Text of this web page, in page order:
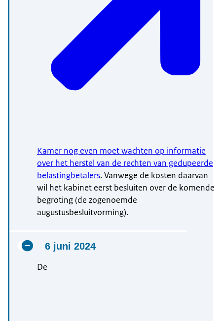
Kamer nog even moet wachten op informatie
over het herstel van de rechten van gedupeerde
belastingbetalers. Vanwege de kosten daarvan
wil het kabinet eerst besluiten over de komende
begroting (de zogenoemde
augustusbesluitvorming).
6 juni 2024
De